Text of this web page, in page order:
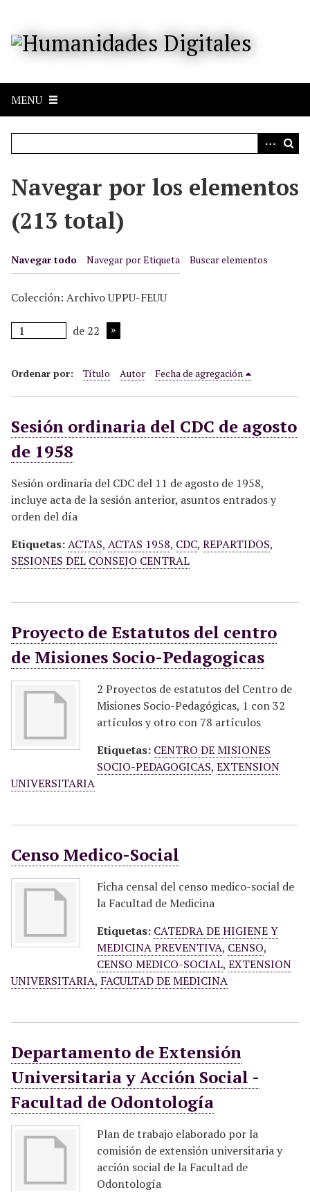
MENU
Navegar por los elementos
(213 total)
Navegar todo Navegar por Etiqueta Buscar elementos
Colección: Archivo UPPU-FEUU
de 22
Ordenar por: Título Autor Fecha de agregación
Sesión ordinaria del CDC de agosto
de 1958
Sesión ordinaria del CDC del 11 de agosto de 1958,
incluye acta de la sesión anterior, asuntos entrados y
orden del día
Etiquetas:ACTAS, ACTAS 1958, CDC, REPARTIDOS,
SESIONES DEL CONSEJO CENTRAL
Proyecto de Estatutos del centro
de Misiones Socio-Pedagogicas
2 Proyectos de estatutos del Centro de
Misiones Socio-Pedagógicas, 1 con 32
artículos y otro con 78 artículos
Etiquetas: CENTRO DE MISIONES
SOCIO-PEDAGOGICAS, EXTENSION
UNIVERSITARIA
Censo Medico-Social
Ficha censal del censo medico-social de
la Facultad de Medicina
Etiquetas: CATEDRA DE HIGIENE Y
MEDICINA PREVENTIVA, CENSO,
CENSO MEDICO-SOCIAL, EXTENSION
UNIVERSITARIA, FACULTAD DE MEDICINA
Departamento de Extensión
Universitaria y Acción Social -
Facultad de Odontología
Plan de trabajo elaborado por la
comisión de extensión universitaria y
acción social de la Facultad de
Odontología